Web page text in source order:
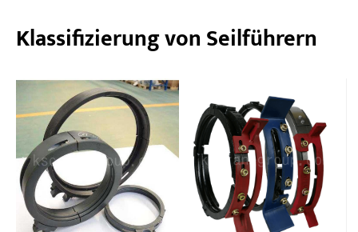
Projekte
Nachrichten
Bewerbungen
Über uns
Klassifizierung von Seilführern